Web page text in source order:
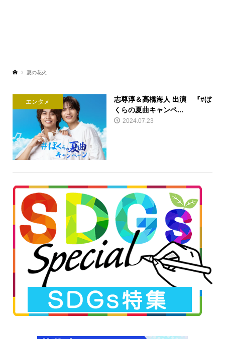
夏の花火
エンタメ
志尊淳＆髙橋海人 出演 『#ぼ
くらの夏曲キャンペ...
2024.07.23